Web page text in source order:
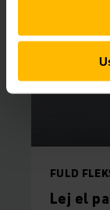
FULD
Lej el